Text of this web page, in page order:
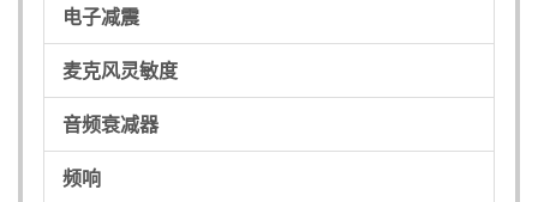
电子减震
麦克风灵敏度
音频衰减器
频响